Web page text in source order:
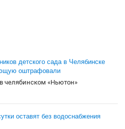
детского сада в Челябинске
оштрафовали
челябинском «Ньютон»
оставят без водоснабжения